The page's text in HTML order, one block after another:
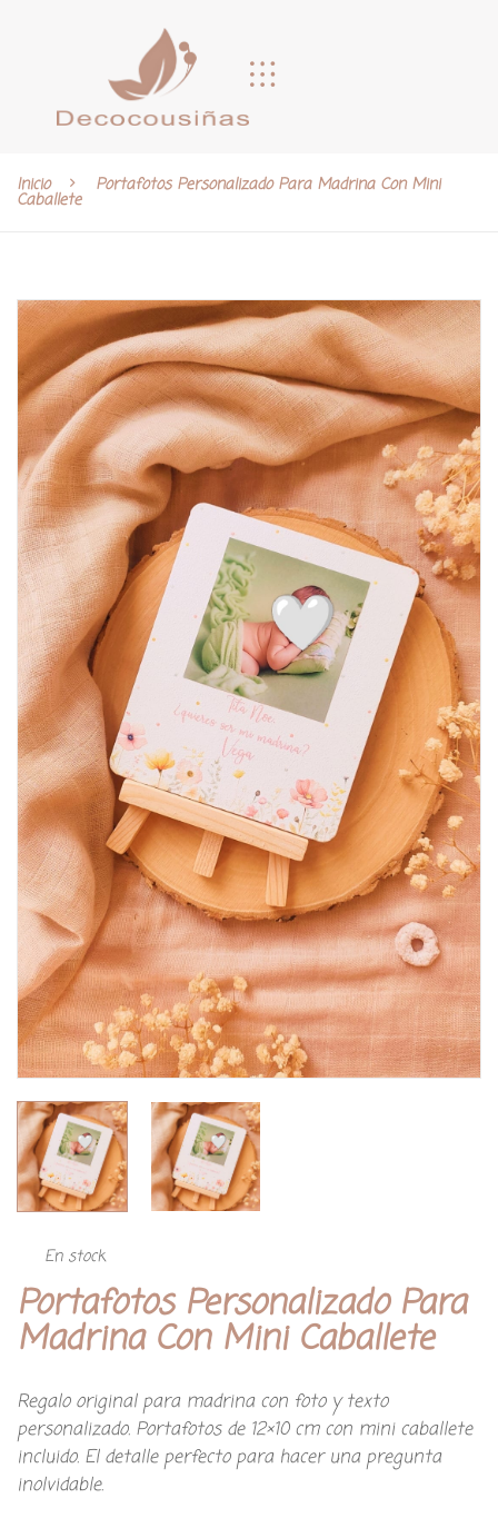
Inicio Portafotos Personalizado Para Madrina Con Mini
Caballete
En stock
Portafotos Personalizado Para
Madrina Con Mini Caballete
Regalo original para madrina con foto y texto
personalizado. Portafotos de 12×10 cm con mini caballete
incluido. El detalle perfecto para hacer una pregunta
inolvidable.